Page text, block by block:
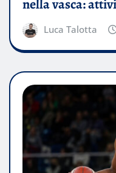
nella vasca:
Luca Talotta